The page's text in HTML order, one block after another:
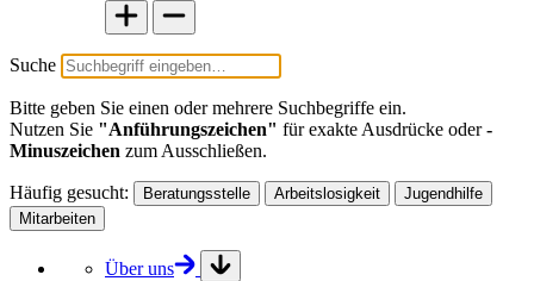
Suche
Bitte geben Sie einen oder mehrere Suchbegriffe ein.
Nutzen Sie "Anführungszeichen" für exakte Ausdrücke oder-
Minuszeichen zum Ausschließen.
Häufig gesucht: Beratungsstelle Arbeitslosigkeit
Jugendhilfe
Mitarbeiten
Über uns